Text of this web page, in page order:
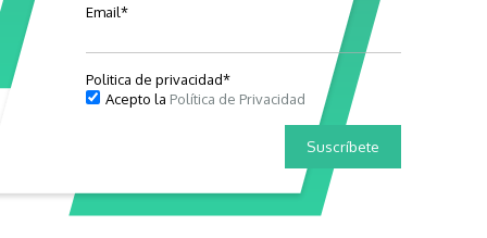
Email*
Politica de privacidad*
Acepto la Política de Privacidad